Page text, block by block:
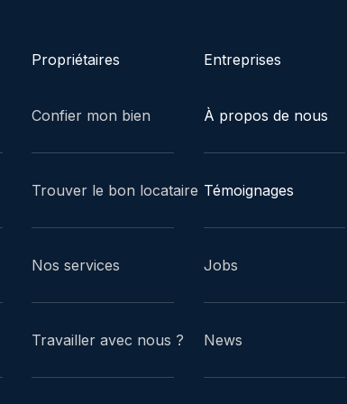
Propriétaires
Confier mon bien
Trouver le bon locataire
Nos services
Travailler avec nous ?
Entreprises
À propos de nous
Témoignages
Jobs
News